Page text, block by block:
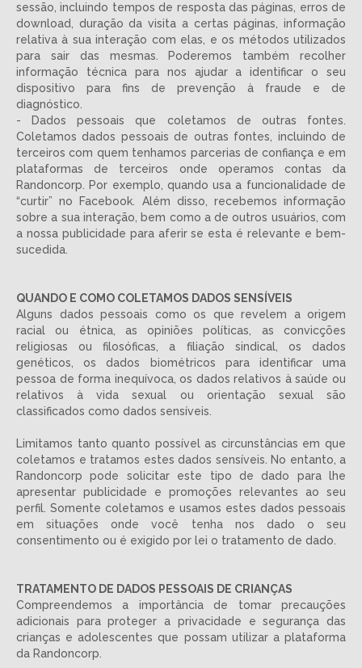
sessão, incluindo tempos de resposta das páginas, erros de
download, duração da visita a certas páginas, informação
relativa à sua interação com elas, e os métodos utilizados
para sair das mesmas. Poderemos também recolher
informação técnica para nos ajudar a identificar o seu
dispositivo para fins de prevenção à fraude e de
diagnóstico.
- Dados pessoais que coletamos de outras fontes.
Coletamos dados pessoais de outras fontes, incluindo de
terceiros com quem tenhamos parcerias de confiança e em
plataformas de terceiros onde operamos contas da
Randoncorp. Por exemplo, quando usa a funcionalidade de
“curtir” no Facebook. Além disso, recebemos informação
sobre a sua interação, bem como a de outros usuários, com
a nossa publicidade para aferir se esta é relevante e bem-
sucedida.
QUANDO E COMO COLETAMOS DADOS SENSÍVEIS
Alguns dados pessoais como os que revelem a origem
racial ou étnica, as opiniões políticas, as convicções
religiosas ou filosóficas, a filiação sindical, os dados
genéticos, os dados biométricos para identificar uma
pessoa de forma inequívoca, os dados relativos à saúde ou
relativos à vida sexual ou orientação sexual são
classificados como dados sensíveis.
Limitamos tanto quanto possível as circunstâncias em que
coletamos e tratamos estes dados sensíveis. No entanto, a
Randoncorp pode solicitar este tipo de dado para lhe
apresentar publicidade e promoções relevantes ao seu
perfil. Somente coletamos e usamos estes dados pessoais
em situações onde você tenha nos dado o seu
consentimento ou é exigido por lei o tratamento de dado.
TRATAMENTO DE DADOS PESSOAIS DE CRIANÇAS
Compreendemos a importância de tomar precauções
adicionais para proteger a privacidade e segurança das
crianças e adolescentes que possam utilizar a plataforma
da Randoncorp.